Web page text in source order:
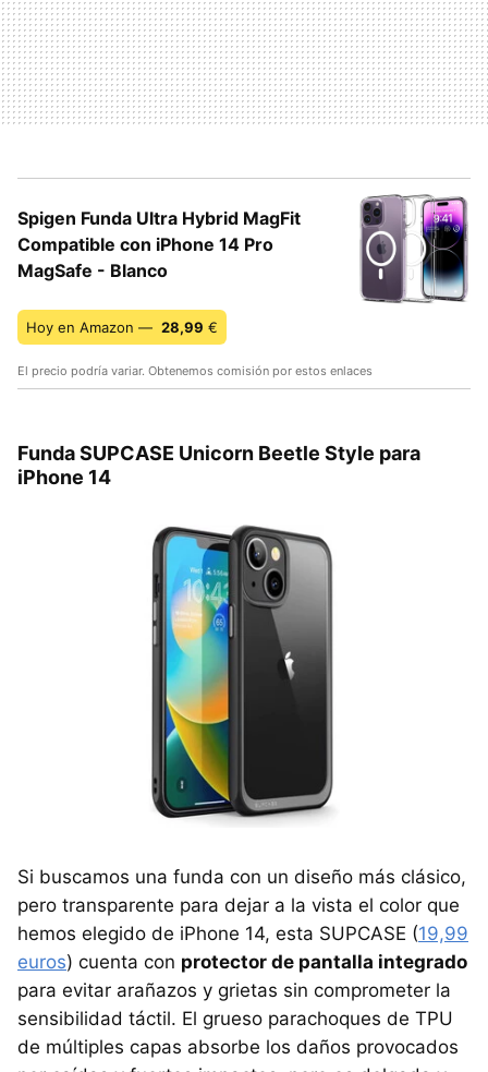
Spigen Funda Ultra Hybrid MagFit
Compatible con iPhone 14 Pro
MagSafe - Blanco
Hoy en Amazon — 28,99 €
El precio podría variar. Obtenemos comisión por estos enlaces
Funda SUPCASE Unicorn Beetle Style para
iPhone 14
Si buscamos una funda con un diseño más clásico,
pero transparente para dejar a la vista el color que
hemos elegido de iPhone 14, esta SUPCASE (19,99
euros) cuenta con protector de pantalla integrado
para evitar arañazos y grietas sin comprometer la
sensibilidad táctil. El grueso parachoques de TPU
de múltiples capas absorbe los daños provocados